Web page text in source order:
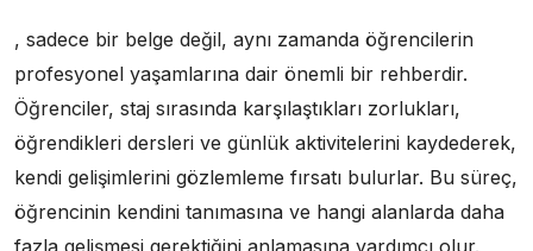
, sadece bir belge değil, aynı zamanda öğrencilerin
profesyonel yaşamlarına dair önemli bir rehberdir.
Öğrenciler, staj sırasında karşılaştıkları zorlukları,
öğrendikleri dersleri ve günlük aktivitelerini kaydederek,
kendi gelişimlerini gözlemleme fırsatı bulurlar. Bu süreç,
öğrencinin kendini tanımasına ve hangi alanlarda daha
fazla gelişmesi gerektiğini anlamasına yardımcı olur.